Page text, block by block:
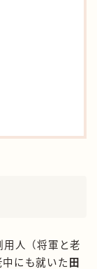
人（将軍と老
にも就いた 田